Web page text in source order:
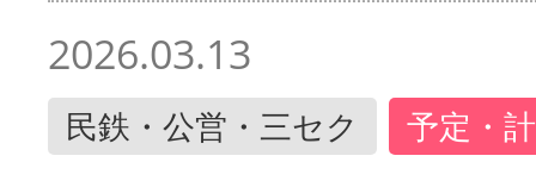
2026.03.13
民鉄・公営・三セク 予定・